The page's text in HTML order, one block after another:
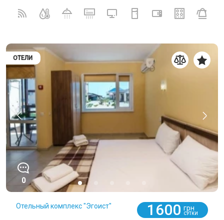
ОТЕЛИ
0
Отельный комплекс "Эгоист" 1600 грн
СУТКИ